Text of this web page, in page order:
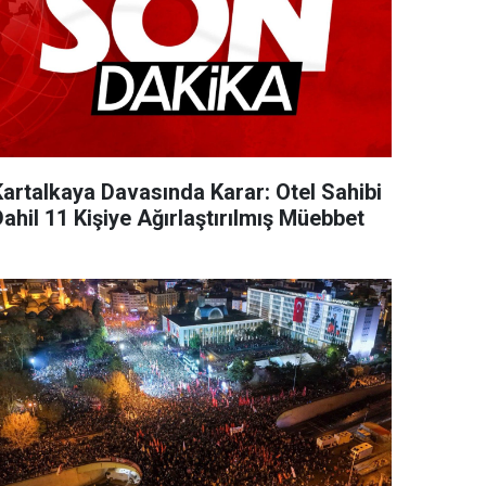
Davasında Karar: Otel Sahibi
11 Kişiye Ağırlaştırılmış Müebbet